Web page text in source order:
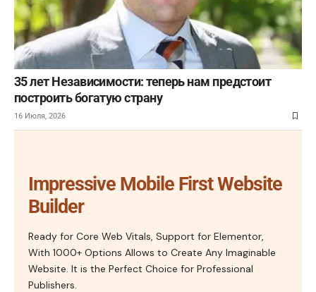
35 лет Независимости: теперь нам предстоит
построить богатую страну
16 Июля, 2026
Impressive Mobile First Website
Builder
Ready for Core Web Vitals, Support for Elementor,
With 1000+ Options Allows to Create Any Imaginable
Website. It is the Perfect Choice for Professional
Publishers.